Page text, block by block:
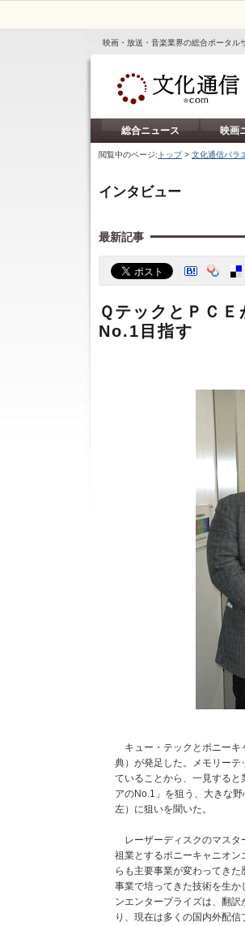
映画・放送・音楽業界の総合ポータル
総合ニュース 映画
閲覧中のページ: トップ> 文化通信バラ
インタビュー
最新記事
ＱテックとＰＣ
No.1目指す
キュー・テックとポニーキ
典）が発足した。メモリー
ていることから、一見する
アのNo.1」を狙う、大きな野
左）に狙いを聞いた。
レーザーディスクのマスタ
祖業とするポニーキャニオ
らも主要事業が変わってき
事業で培ってきた技術を生
ンエンタープライズは、翻
り、現在は多くの国内外配